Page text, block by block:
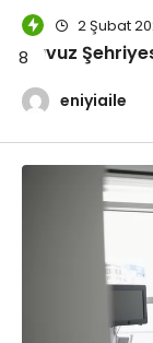
2 Şubat
Havuz
eniyiaile